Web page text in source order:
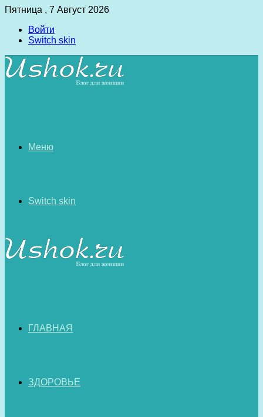
Пятница , 7 Август 2026
Войти
Switch skin
Меню
Switch skin
ГЛАВНАЯ
ЗДОРОВЬЕ